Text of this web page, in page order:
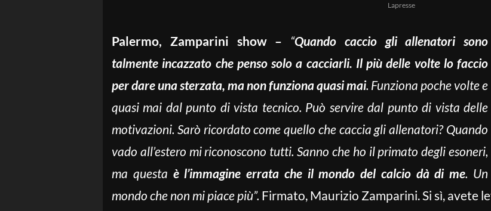
Lapresse
Palermo, Zamparini show – “Quando caccio gli allenatori sono
talmente incazzato che penso solo a cacciarli. Il più delle volte lo faccio
per dare una sterzata, ma non funziona quasi mai. Funziona poche volte e
quasi mai dal punto di vista tecnico. Può servire dal punto di vista delle
motivazioni. Sarò ricordato come quello che caccia gli allenatori? Quando
vado all’estero mi riconoscono tutti. Sanno che ho il primato degli esoneri,
ma questa è l’immagine errata che il mondo del calcio dà di me. Un
mondo che non mi piace più”. Firmato, Maurizio Zamparini. Si sì, avete